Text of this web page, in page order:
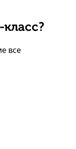
все